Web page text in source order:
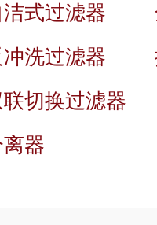
洁式过滤器
冲洗过滤器
切换过滤器
器